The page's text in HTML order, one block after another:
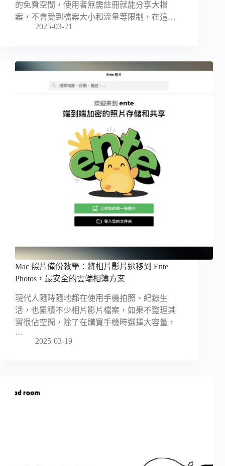
的免費空間，使用者無需註冊就能分享大檔
案，不會受到檔案大小和流量等限制，在這…
2025-03-21
Mac 照片備份教學：將相片影片遷移到 Ente
Photos，最安全的雲端相簿方案
現代人隨時隨地都在使用手機拍照、紀錄生
活，也累積不少相片影片檔案，如果不整理其
實很佔空間，除了在購買手機時選擇大容量，
…
2025-03-19